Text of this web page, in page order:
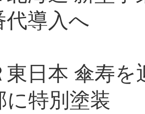
代導入へ
東日本 傘寿
に特別塗装